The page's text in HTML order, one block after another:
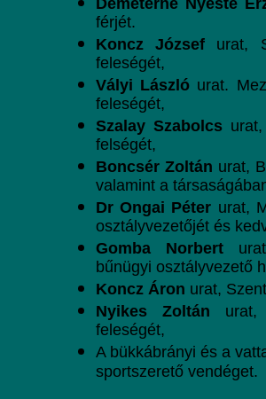
Demeterné Nyeste
férjét.
Koncz József urat,
feleségét,
Vályi László urat.
feleségét,
Szalay Szabolcs
felségét,
Boncsér Zoltán urat,
valamint a
Dr Ongai Péter urat,
osztályvezetőjét és
Gomba Norbert
bűnügyi osztályvezető
Koncz Áron urat,
Nyikes Zoltán urat,
feleségét,
A bükkábrányi és a
sportszerető vendéget.